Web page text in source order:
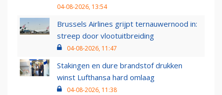
04-08-2026, 13:54
Brussels Airlines grijpt ternauwernood in:
streep door vlootuitbreiding
04-08-2026, 11:47
Stakingen en dure brandstof drukken
winst Lufthansa hard omlaag
04-08-2026, 11:38